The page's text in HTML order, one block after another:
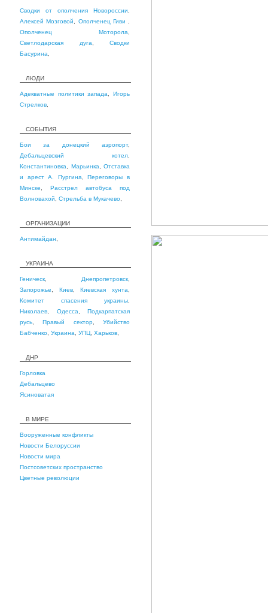
Сводки от ополчения Новороссии
Алексей Мозговой
Ополченец Гиви
Ополченец Моторола
Светлодарская дуга
Сводки
Басурина
ЛЮДИ
Адекватные политики запада ,Игорь
Стрелков
СОБЫТИЯ
Бои за донецкий аэропорт,
Дебальцевский котел
Константиновка
Марьинка
Отставка
и арест А. Пургина ,Переговоры в
Минске
Расстрел автобуса под
Волновахой
Стрельба в Мукачево
ОРГАНИЗАЦИИ
Антимайдан
УКРАИНА
Геническ Днепропетровск
Запорожье
Киев,Киевская хунта
Комитет спасения украины
Николаев
Одесса
Подкарпатская
русь ,Правый сектор,Убийство
Бабченко Украина УПЦ Харьков
ДНР
Горловка
Дебальцево
Ясиноватая
В МИРЕ
Вооруженные конфликты
Новости Белоруссии
Новости мира
Постсоветских пространство
Цветные революции